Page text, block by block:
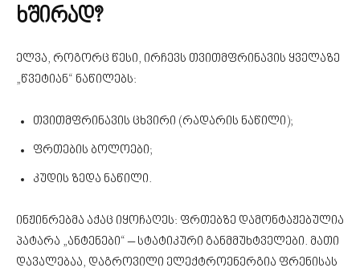
ხშირად?
ელვა, როგორც წესი, ირჩევს თვითმფრინავის ყველაზე
„წვეტიან“ ნაწილებს:
თვითმფრინავის ცხვირი (რადარის ნაწილი);
ფრთების ბოლოები;
კუდის ზედა ნაწილი.
ინჟინრებმა აქაც იყოჩაღეს: ფრთებზე დამონტაჟებულია
პატარა „ანტენები“ – სტატიკური განმმუხტველები. მათი
დავალებაა, დაგროვილი ელექტროენერგია ფრენისას